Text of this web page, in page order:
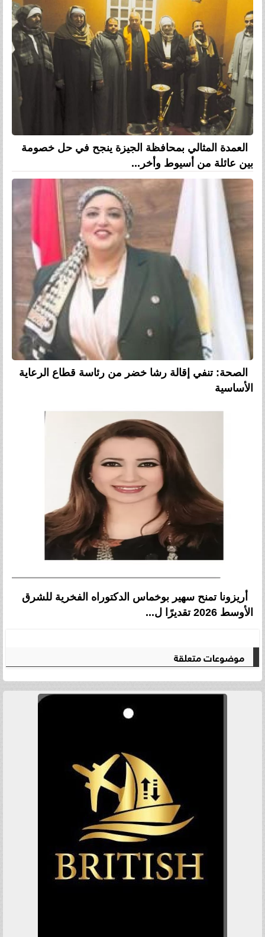
العمدة المثالي بمحافظة الجيزة ينجح في حل خصومة
بين عائلة من أسيوط وأخر...
الصحة: تنفي إقالة رشا خضر من رئاسة قطاع الرعاية
الأساسية
أريزونا تمنح سهير بوخماس الدكتوراه الفخرية للشرق
الأوسط 2026 تقديرًا ل...
موضوعات متعلقة